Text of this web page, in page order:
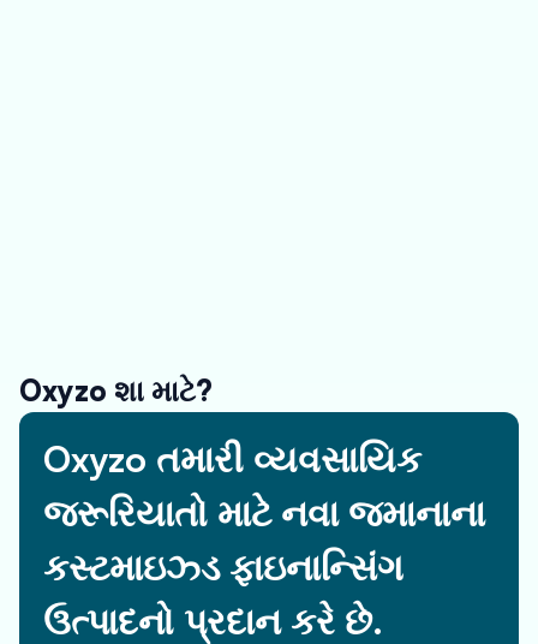
Oxyzo શા માટે?
Oxyzo તમારી વ્યવસાયિક
જરૂરિયાતો માટે નવા જમાનાના
કસ્ટમાઇઝ્ડ ફાઇનાન્સિંગ
ઉત્પાદનો પ્રદાન કરે છે.